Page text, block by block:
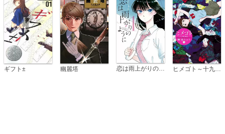
ギフト± 幽麗塔 恋は雨上がりのように